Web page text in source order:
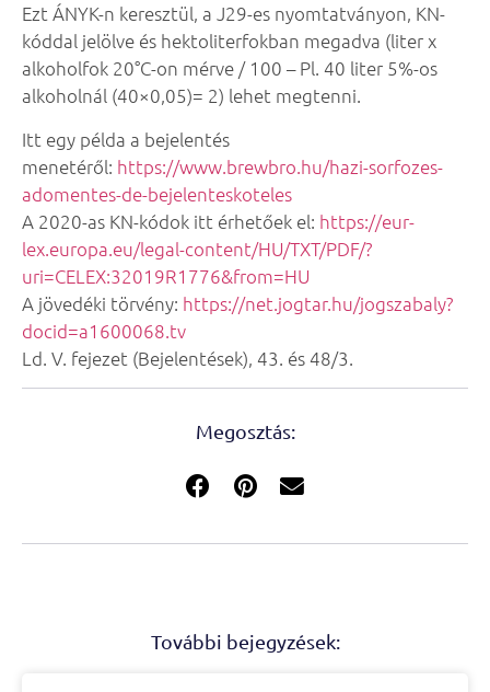
Ezt ÁNYK-n keresztül, a J29-es nyomtatványon, KN-
kóddal jelölve és hektoliterfokban megadva (liter x
alkoholfok 20°C-on mérve / 100 – Pl. 40 liter 5%-os
alkoholnál (40×0,05)= 2) lehet megtenni.
Itt egy példa a bejelentés
menetéről: https://www.brewbro.hu/hazi-sorfozes-
adomentes-de-bejelenteskoteles
A 2020-as KN-kódok itt érhetőek el: https://eur-
lex.europa.eu/legal-content/HU/TXT/PDF/?
uri=CELEX:32019R1776&from=HU
A jövedéki törvény: https://net.jogtar.hu/jogszabaly?
docid=a1600068.tv
Ld. V. fejezet (Bejelentések), 43. és 48/3.
Megosztás:
További bejegyzések: